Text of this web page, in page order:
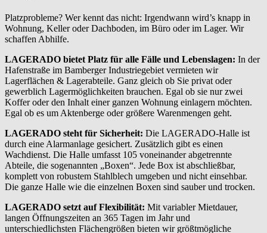
Platzprobleme? Wer kennt das nicht: Irgendwann wird’s knapp in
Wohnung, Keller oder Dachboden, im Büro oder im Lager. Wir
schaffen Abhilfe.
LAGERADO bietet Platz für alle Fälle und Lebenslagen: In der
Hafenstraße im Bamberger Industriegebiet vermieten wir
Lagerflächen & Lagerabteile. Ganz gleich ob Sie privat oder
gewerblich Lagermöglichkeiten brauchen. Egal ob sie nur zwei
Koffer oder den Inhalt einer ganzen Wohnung einlagern möchten.
Egal ob es um Aktenberge oder größere Warenmengen geht.
LAGERADO steht für Sicherheit: Die LAGERADO-Halle ist
durch eine Alarmanlage gesichert. Zusätzlich gibt es einen
Wachdienst. Die Halle umfasst 105 voneinander abgetrennte
Abteile, die sogenannten „Boxen“. Jede Box ist abschließbar,
komplett von robustem Stahlblech umgeben und nicht einsehbar.
Die ganze Halle wie die einzelnen Boxen sind sauber und trocken.
LAGERADO setzt auf Flexibilität: Mit variabler Mietdauer,
langen Öffnungszeiten an 365 Tagen im Jahr und
unterschiedlichsten Flächengrößen bieten wir größtmögliche